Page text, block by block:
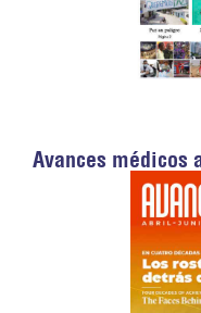
Avances